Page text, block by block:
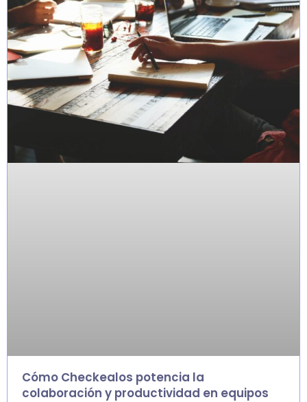
Cómo Checkealos potencia la
colaboración y productividad en equipos